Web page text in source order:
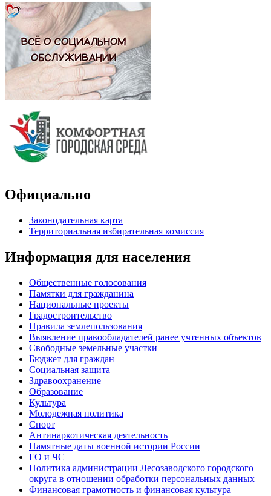
Официально
Законодательная карта
Территориальная избирательная комиссия
Информация для населения
Общественные голосования
Памятки для гражданина
Национальные проекты
Градостроительство
Правила землепользования
Выявление правообладателей ранее учтенных объектов
Свободные земельные участки
Бюджет для граждан
Социальная защита
Здравоохранение
Образование
Культура
Молодежная политика
Спорт
Антинаркотическая деятельность
Памятные даты военной истории России
ГО и ЧС
Политика администрации Лесозаводского городского
округа в отношении обработки персональных данных
Финансовая грамотность и финансовая культура